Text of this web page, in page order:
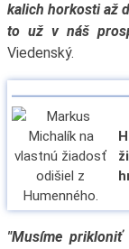
kalich horkosti až
to už v náš
Viedenský.
"Musíme